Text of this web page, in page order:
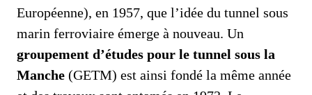
Européenne), en 1957, que l’idée du tunnel sous
marin ferroviaire émerge à nouveau. Un
groupement d’études pour le tunnel sous la
Manche (GETM) est ainsi fondé la même année